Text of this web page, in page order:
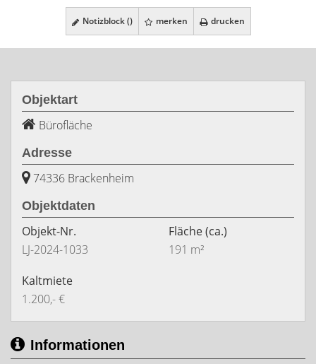
Notizblock () merken drucken
Objektart
Bürofläche
Adresse
74336 Brackenheim
Objektdaten
Objekt-Nr.
LJ-2024-1033
Fläche(ca.)
191 m²
Kaltmiete
1.200,- €
Informationen